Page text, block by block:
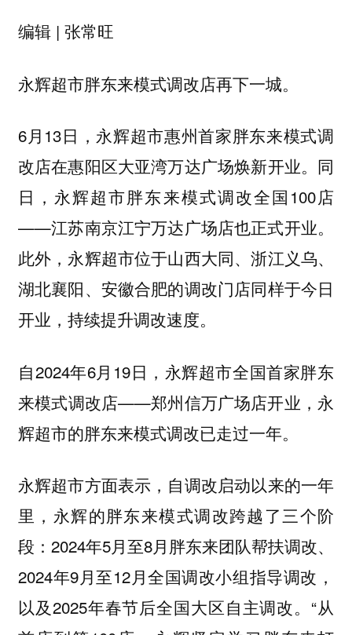
编辑 | 张常旺
永辉超市胖东来模式调改店再下一城。
6月13日，永辉超市惠州首家胖东来模式调
改店在惠阳区大亚湾万达广场焕新开业。同
日，永辉超市胖东来模式调改全国100店
——江苏南京江宁万达广场店也正式开业。
此外，永辉超市位于山西大同、浙江义乌、
湖北襄阳、安徽合肥的调改门店同样于今日
开业，持续提升调改速度。
自2024年6月19日，永辉超市全国首家胖东
来模式调改店——郑州信万广场店开业，永
辉超市的胖东来模式调改已走过一年。
永辉超市方面表示，自调改启动以来的一年
里，永辉的胖东来模式调改跨越了三个阶
段：2024年5月至8月胖东来团队帮扶调改、
2024年9月至12月全国调改小组指导调改，
以及2025年春节后全国大区自主调改。“从